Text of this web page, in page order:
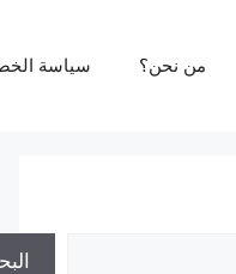
من نحن؟ سياسة